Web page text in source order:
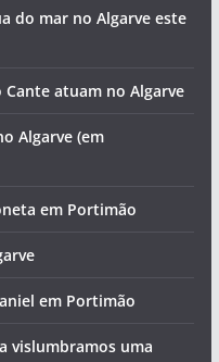
do mar no Algarve este
atuam no Algarve
Algarve (em
em Portimão
em Portimão
vislumbramos uma